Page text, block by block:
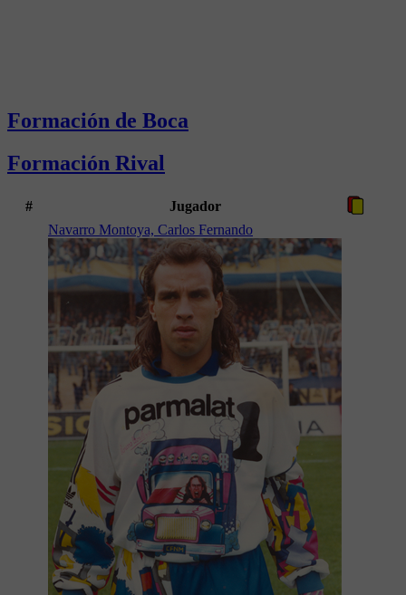
Formación de Boca
Formación Rival
#
Jugador
Navarro Montoya, Carlos Fernando